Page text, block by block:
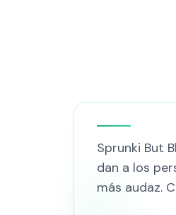
Sprunki But
dan a los
más audaz.